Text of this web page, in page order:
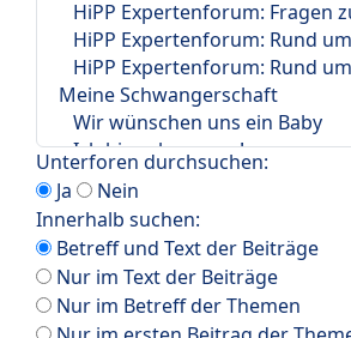
Unterforen durchsuchen:
Ja
Nein
Innerhalb suchen:
Betreff und Text der Beiträge
Nur im Text der Beiträge
Nur im Betreff der Themen